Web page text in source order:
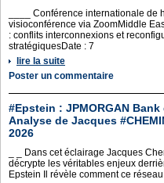
____ Conférence internationale de
visioconférence via ZoomMiddle
: conflits interconnexions et
stratégiquesDate : 7
lire la suite
Poster un commentaire
#Epstein : JPMORGAN
Analyse de Jacques
2026
_ _ Dans cet éclairage Jacques
décrypte les véritables enjeux
Epstein Il révèle comment ce